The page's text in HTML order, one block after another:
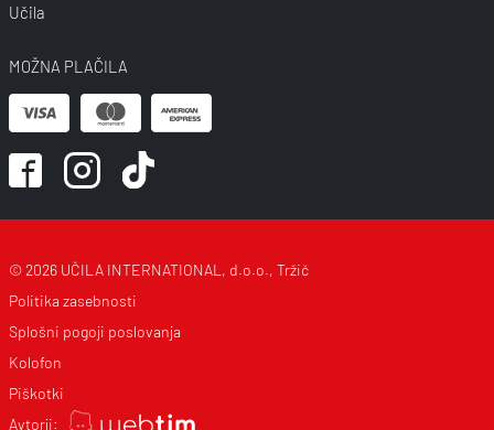
Učila
MOŽNA PLAČILA
© 2026 UČILA INTERNATIONAL, d.o.o., Tržič
Politika zasebnosti
Splošni pogoji poslovanja
Kolofon
Piškotki
Avtorji: